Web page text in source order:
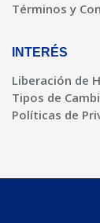
Términos y
INTERÉS
Liberación de
Tipos de
Políticas de